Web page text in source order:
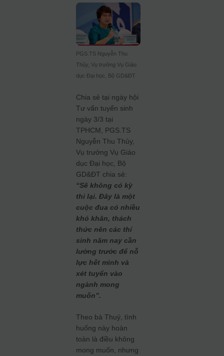
PGS.TS Nguyễn Thu
Thủy, Vụ trưởng Vụ Giáo
dục Đại học, Bộ GD&ĐT
Chia sẻ tại ngày hội
Tư vấn tuyển sinh
ngày 3/3 tại
TPHCM, PGS.TS
Nguyễn Thu Thủy,
Vụ trưởng Vụ Giáo
dục Đại học, Bộ
GD&ĐT chia sẻ:
“Sẽ không có kỳ
thi lại. Đây là một
cuộc đua có nhiều
khó khăn, thách
thức nên các thí
sinh năm nay cần
lường trước để nỗ
lực hết mình và
xét tuyển vào
ngành mong
muốn”.
Theo bà Thuỷ, tình
huống này hoàn
toàn là điều không
mong muốn, nhưng